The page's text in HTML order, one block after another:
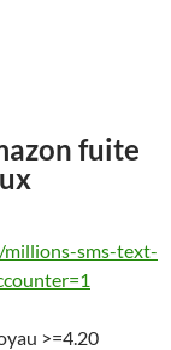
fuite
sms-text-
>=4.20